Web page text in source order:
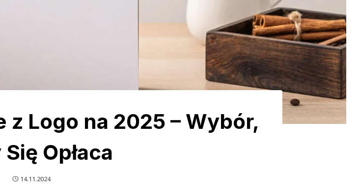
z Logo na 2025 – Wybór,
Opłaca
14.11.2024